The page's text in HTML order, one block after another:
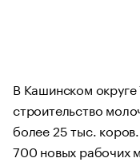
В Кашинском
строительство
более 25 тыс.
700 новых рабочих